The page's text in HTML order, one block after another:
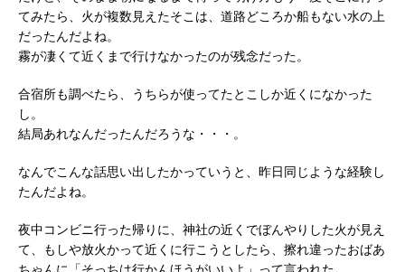
てみたら、火が複数見えたそこは、道路どころか船もない水の上
だったんだよね。
霧が凄くて近くまで行けなかったのが残念だった。
合宿所も調べたら、うちらが使ってたとこしか近くになかった
し。
結局あれなんだったんだろうな・・・。
なんでこんな話思い出したかっていうと、昨日同じような経験し
たんだよね。
夜中コンビニ行った帰りに、神社の近くでぼんやりした火が見え
て、もしや放火かって近くに行こうとしたら、擦れ違ったおばあ